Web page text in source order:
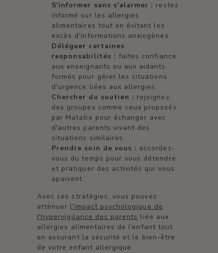
S'informer sans s'alarmer : restez
informé sur les allergies
alimentaires tout en évitant les
excès d'informations anxiogènes.
Déléguer certaines
responsabilités : faites confiance
aux enseignants ou aux aidants
formés pour gérer les situations
d'urgence liées aux allergies.
Chercher du soutien : rejoignez
des groupes comme ceux proposés
par Matatie pour échanger avec
d'autres parents vivant des
situations similaires.
Prendre soin de vous : accordez-
vous du temps pour vous détendre
et pratiquer des activités qui vous
apaisent.
Avec ces stratégies, vous pouvez
atténuer l'impact psychologique de
l'hypervigilance des parents liée aux
allergies alimentaires de l’enfant tout
en assurant la sécurité et le bien-être
de votre enfant allergique.